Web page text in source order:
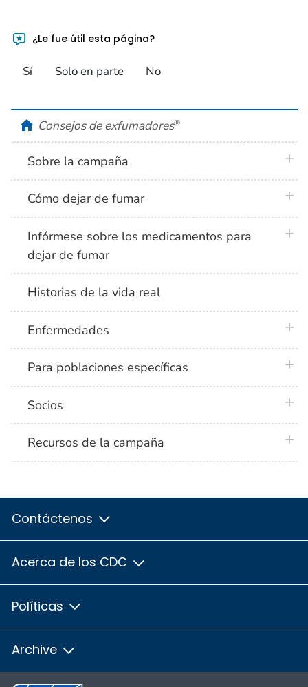
¿Le fue útil esta página?
Sí Solo en parte No
homeConsejos de exfumadores®
Sobre la campaña
Cómo dejar de fumar
Infórmese sobre los medicamentos para
dejar de fumar
Historias de la vida real
Enfermedades
Para poblaciones específicas
Socios
Recursos de la campaña
Contáctenos
Acerca de los CDC
Políticas
Archive